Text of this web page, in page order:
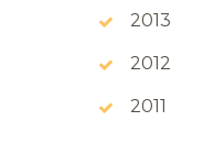
2013
2012
2011